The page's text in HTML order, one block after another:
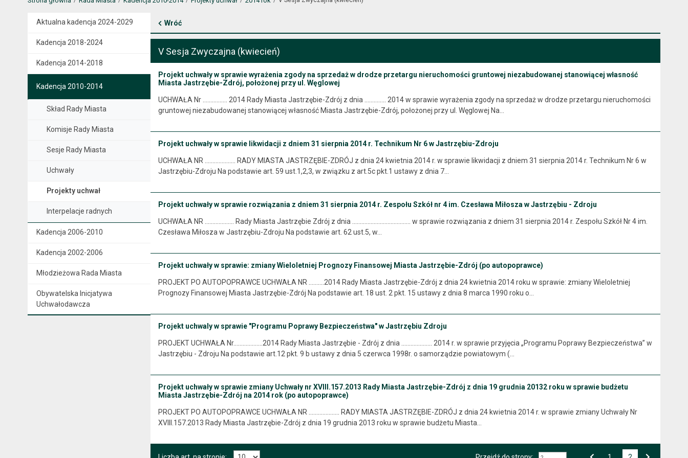
Aktualna kadencja 2024-2029
Kadencja 2018-2024
Kadencja 2014-2018
Kadencja 2010-2014
Skład Rady Miasta
Komisje Rady Miasta
Sesje Rady Miasta
Uchwały
Projekty uchwał
Interpelacje radnych
Kadencja 2006-2010
Kadencja 2002-2006
Młodzieżowa Rada Miasta
Obywatelska Inicjatywa
Uchwałodawcza
Wróć
V Sesja Zwyczajna (kwiecień)
Projekt uchwały w sprawie wyrażenia zgody na sprzedaż w drodze przetargu nieruchomości gruntowej niezabudowanej stanowiącej własność
Miasta Jastrzębie-Zdrój, położonej przy ul. Węglowej
UCHWAŁA Nr ……………. 2014 Rady Miasta Jastrzębie-Zdrój z dnia ………….. 2014 w sprawie wyrażenia zgody na sprzedaż w drodze przetargu nieruchomości
gruntowej niezabudowanej stanowiącej własność Miasta Jastrzębie-Zdrój, położonej przy ul. Węglowej Na…
Projekt uchwały w sprawie likwidacji z dniem 31 sierpnia 2014 r. Technikum Nr 6 w Jastrzębiu-Zdroju
UCHWAŁA NR .................... RADY MIASTA JASTRZĘBIE-ZDRÓJ z dnia 24 kwietnia 2014 r. w sprawie likwidacji z dniem 31 sierpnia 2014 r. Technikum Nr 6 w
Jastrzębiu-Zdroju Na podstawie art. 59 ust.1,2,3, w związku z art.5c pkt.1 ustawy z dnia 7…
Projekt uchwały w sprawie rozwiązania z dniem 31 sierpnia 2014 r. Zespołu Szkół nr 4 im. Czesława Miłosza w Jastrzębiu - Zdroju
UCHWAŁA NR ................... Rady Miasta Jastrzębie Zdrój z dnia ...................................... w sprawie rozwiązania z dniem 31 sierpnia 2014 r. Zespołu Szkół Nr 4 im.
Czesława Miłosza w Jastrzębiu-Zdroju Na podstawie art. 62 ust.5, w…
Projekt uchwały w sprawie: zmiany Wieloletniej Prognozy Finansowej Miasta Jastrzębie-Zdrój (po autopoprawce)
PROJEKT PO AUTOPOPRAWCE UCHWAŁA NR ……….2014 Rady Miasta Jastrzębie-Zdrój z dnia 24 kwietnia 2014 roku w sprawie: zmiany Wieloletniej
Prognozy Finansowej Miasta Jastrzębie-Zdrój Na podstawie art. 18 ust. 2 pkt. 15 ustawy z dnia 8 marca 1990 roku o…
Projekt uchwaly w sprawie "Programu Poprawy Bezpieczeństwa" w Jastrzębiu Zdroju
PROJEKT UCHWAŁA Nr……………….2014 Rady Miasta Jastrzębie - Zdrój z dnia ……………….. 2014 r. w sprawie przyjęcia „Programu Poprawy Bezpieczeństwa” w
Jastrzębiu - Zdroju Na podstawie art.12 pkt. 9 b ustawy z dnia 5 czerwca 1998r. o samorządzie powiatowym (…
Projekt uchwały w sprawie zmiany Uchwały nr XVIII.157.2013 Rady Miasta Jastrzębie-Zdrój z dnia 19 grudnia 20132 roku w sprawie budżetu
Miasta Jastrzębie-Zdrój na 2014 rok (po autopoprawce)
PROJEKT PO AUTOPOPRAWCE UCHWAŁA NR .................... RADY MIASTA JASTRZĘBIE-ZDRÓJ z dnia 24 kwietnia 2014 r. w sprawie zmiany Uchwały Nr
XVIII.157.2013 Rady Miasta Jastrzębie-Zdrój z dnia 19 grudnia 2013 roku w sprawie budżetu Miasta…